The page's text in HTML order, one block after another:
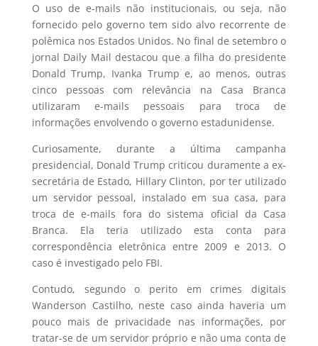
O uso de e-mails não institucionais, ou seja, não
fornecido pelo governo tem sido alvo recorrente de
polêmica nos Estados Unidos. No final de setembro o
jornal Daily Mail destacou que a filha do presidente
Donald Trump, Ivanka Trump e, ao menos, outras
cinco pessoas com relevância na Casa Branca
utilizaram e-mails pessoais para troca de
informações envolvendo o governo estadunidense.
Curiosamente, durante a última campanha
presidencial, Donald Trump criticou duramente a ex-
secretária de Estado, Hillary Clinton, por ter utilizado
um servidor pessoal, instalado em sua casa, para
troca de e-mails fora do sistema oficial da Casa
Branca. Ela teria utilizado esta conta para
correspondência eletrônica entre 2009 e 2013. O
caso é investigado pelo FBI.
Contudo, segundo o perito em crimes digitais
Wanderson Castilho, neste caso ainda haveria um
pouco mais de privacidade nas informações, por
tratar-se de um servidor próprio e não uma conta de